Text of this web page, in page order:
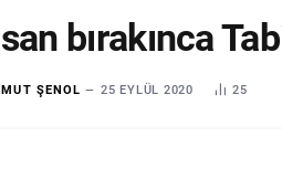
bırakınca
ŞENOL 25 EYLÜL 2020 25